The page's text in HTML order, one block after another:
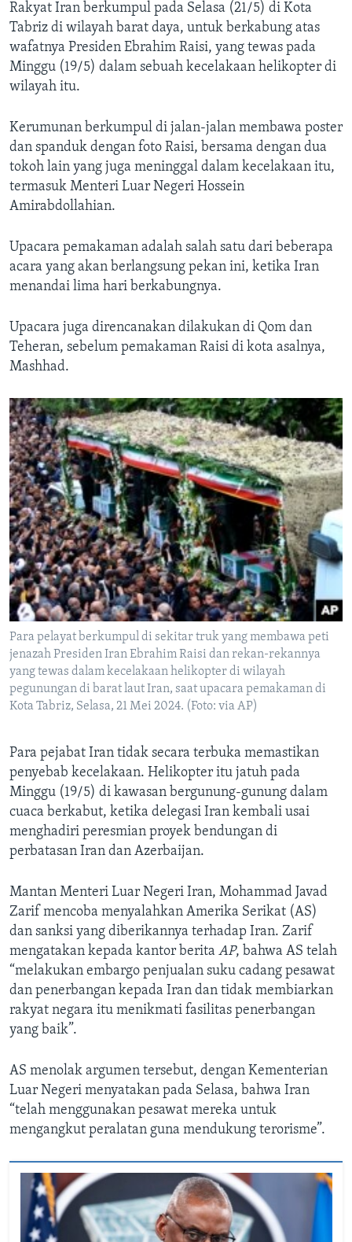
Rakyat Iran berkumpul pada Selasa (21/5) di Kota
Tabriz di wilayah barat daya, untuk berkabung atas
wafatnya Presiden Ebrahim Raisi, yang tewas pada
Minggu (19/5) dalam sebuah kecelakaan helikopter di
wilayah itu.
Kerumunan berkumpul di jalan-jalan membawa poster
dan spanduk dengan foto Raisi, bersama dengan dua
tokoh lain yang juga meninggal dalam kecelakaan itu,
termasuk Menteri Luar Negeri Hossein
Amirabdollahian.
Upacara pemakaman adalah salah satu dari beberapa
acara yang akan berlangsung pekan ini, ketika Iran
menandai lima hari berkabungnya.
Upacara juga direncanakan dilakukan di Qom dan
Teheran, sebelum pemakaman Raisi di kota asalnya,
Mashhad.
Para pelayat berkumpul di sekitar truk yang membawa peti
jenazah Presiden Iran Ebrahim Raisi dan rekan-rekannya
yang tewas dalam kecelakaan helikopter di wilayah
pegunungan di barat laut Iran, saat upacara pemakaman di
Kota Tabriz, Selasa, 21 Mei 2024. (Foto: via AP)
Para pejabat Iran tidak secara terbuka memastikan
penyebab kecelakaan. Helikopter itu jatuh pada
Minggu (19/5) di kawasan bergunung-gunung dalam
cuaca berkabut, ketika delegasi Iran kembali usai
menghadiri peresmian proyek bendungan di
perbatasan Iran dan Azerbaijan.
Mantan Menteri Luar Negeri Iran, Mohammad Javad
Zarif mencoba menyalahkan Amerika Serikat (AS)
dan sanksi yang diberikannya terhadap Iran. Zarif
mengatakan kepada kantor berita AP, bahwa AS telah
“melakukan embargo penjualan suku cadang pesawat
dan penerbangan kepada Iran dan tidak membiarkan
rakyat negara itu menikmati fasilitas penerbangan
yang baik”.
AS menolak argumen tersebut, dengan Kementerian
Luar Negeri menyatakan pada Selasa, bahwa Iran
“telah menggunakan pesawat mereka untuk
mengangkut peralatan guna mendukung terorisme”.